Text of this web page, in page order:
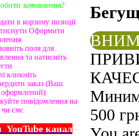
замовлення?
в корзину позиції
Оформити
поля для
та натисніть
кликніть
заказ (Ваш
оформлений)
повідомлення на
смс
YouTube канал -
500